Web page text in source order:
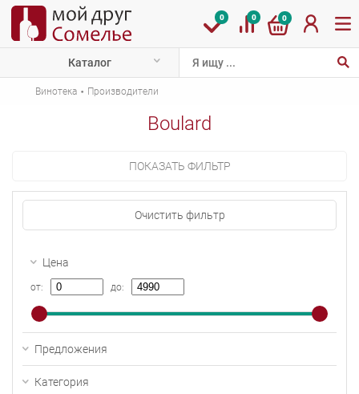
0 0 0
Каталог
Винотека · Производители
Boulard
ПОКАЗАТЬ ФИЛЬТР
Очистить фильтр
Цена
от: до:
Предложения
Категория